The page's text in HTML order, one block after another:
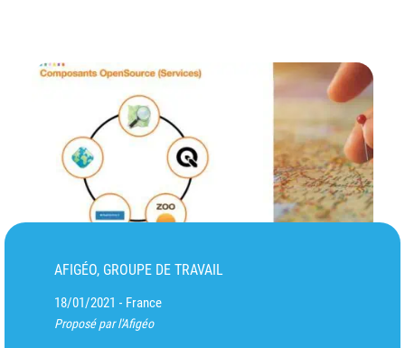
AFIGÉO, GROUPE DE TRAVAIL
18/01/2021 - France
Proposé par l'Afigéo